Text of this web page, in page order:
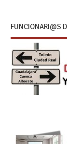
FUNCIONARI@S